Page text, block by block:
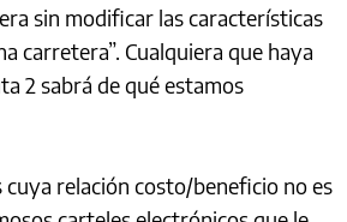
sin modificar las características
carretera”. Cualquiera que haya
2 sabrá de qué estamos
cuya relación costo/beneficio no es